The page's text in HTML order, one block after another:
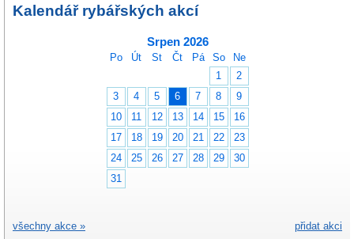
Kalendář rybářských akcí
Srpen 2026
Po Út St Čt Pá So
Ne
1
2
3
4 5 6 7 8
9
10
11 12 13 14 15
16
17
18 19 20 21 22
23
24
25 26 27 28 29
30
31
přidat akci
všechny akce »